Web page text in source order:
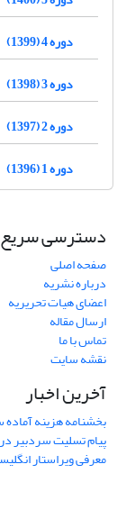
دوره 4 (1399)
دوره 3 (1398)
دوره 2 (1397)
دوره 1 (1396)
دسترسی سریع
صفحه اصلی
درباره نشریه
اعضای هیات تحریریه
ارسال مقاله
تماس با ما
نقشه سایت
آخرین اخبار
بخشنامه هزینه آماده
پیام تسلیت سردبیر
معرفی ویراستار